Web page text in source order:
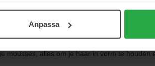
Anpassa
Bumble and bumble werd opgericht in
nu gaat om een alledaagse look of een
Bumble and bumble Thickening - Een
alles om je haar in vorm te houden